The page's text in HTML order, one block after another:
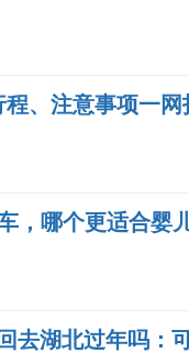
、注意事项一网
，哪个更适合婴
去湖北过年吗：